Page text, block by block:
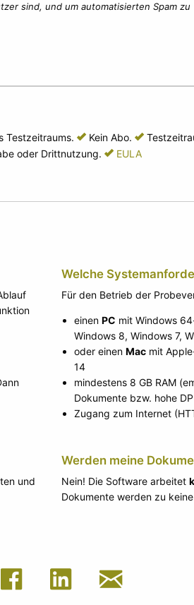
sind, und um automatisierten Spam
Testzeitraums. Kein Abo.
oder Drittnutzung. EULA
Welche
Für den Betrieb der
einen PC mit Windows
Windows 8, Windows 7,
oder einen Macmit
14
mindestens 8 GB RAM
Dokumente bzw. hohe
Zugang zum Internet
und
Werden meine
Nein! Die Software arbeitet
Dokumente werden zu